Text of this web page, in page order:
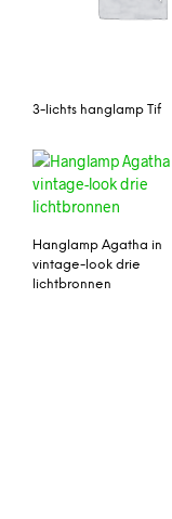
3-lichts hanglamp Tif
Hanglamp Agatha in
vintage-look drie
lichtbronnen